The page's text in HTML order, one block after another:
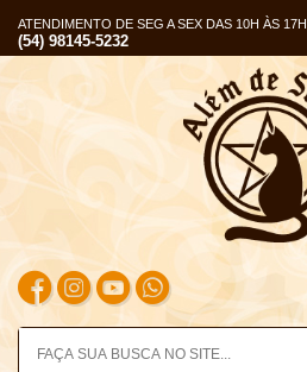
ATENDIMENTO DE SEG A SEX DAS 10H ÀS 17H
(54) 98145-5232